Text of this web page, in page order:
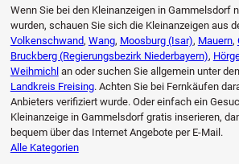
Wenn Sie bei den Kleinanzeigen in Gammelsdorf
wurden, schauen Sie sich die Kleinanzeigen aus
Volkenschwand, Wang, Moosburg (Isar), Mauern,
Bruckberg (Regierungsbezirk Niederbayern),
Weihmichl an oder suchen Sie allgemein unter
Landkreis Freising. Achten Sie bei Fernkäufen
Anbieters verifiziert wurde. Oder einfach ein
Kleinanzeige in Gammelsdorf gratis inserieren,
bequem über das Internet Angebote per E-Mail.
Alle Kategorien